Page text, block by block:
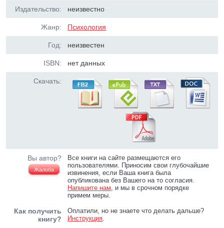
Издательство: неизвестно
Жанр: Психология
Год: неизвестен
ISBN: нет данных
Скачать:
Вы автор?
Жалоба
Все книги на сайте размещаются его
пользователями. Приносим свои глубочайшие
извинения, если Ваша книга была
опубликована без Вашего на то согласия.
Напишите нам, и мы в срочном порядке
примем меры.
Как получить
книгу?
Оплатили, но не знаете что делать дальше?
Инструкция.